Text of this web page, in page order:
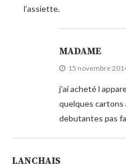
l’assiette.
MADAME
15 novembre
j’ai acheté l
quelques cartons
debutantes pas
LANCHAIS